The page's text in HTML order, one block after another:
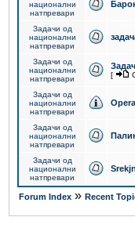
национални
натпревари
Задачи од
национални
натпревари
Задачи од
национални
натпревари
[
Задачи од
национални
натпревари
Задачи од
национални
натпревари
Задачи од
национални
натпревари
Forum Index » Recent